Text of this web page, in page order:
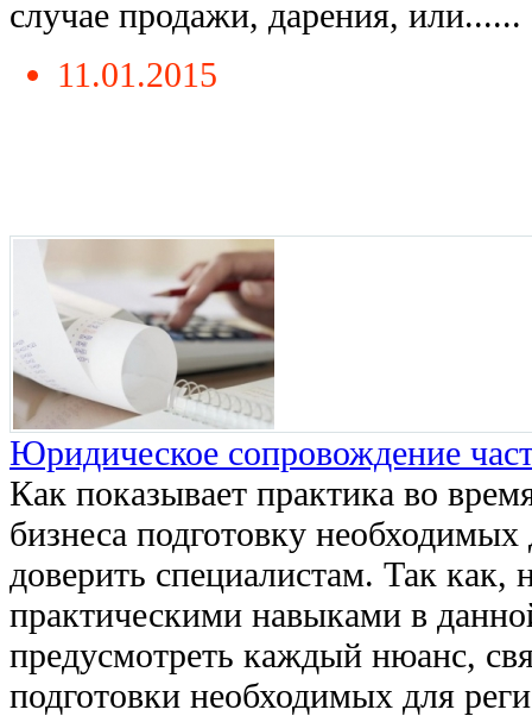
случае продажи, дарения, или......
11.01.2015
Юридическое сопровождение
Как показывает практика во
бизнеса подготовку
доверить специалистам. Так как,
практическими навыками в
предусмотреть каждый нюанс,
подготовки необходимых для